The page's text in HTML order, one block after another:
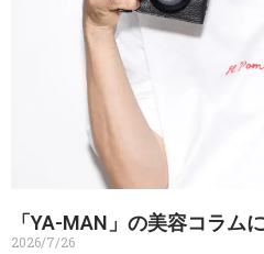
「YA-MAN」の美容コラム
2026/7/26